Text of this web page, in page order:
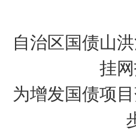
自治区国债山
挂网
为增发国债项